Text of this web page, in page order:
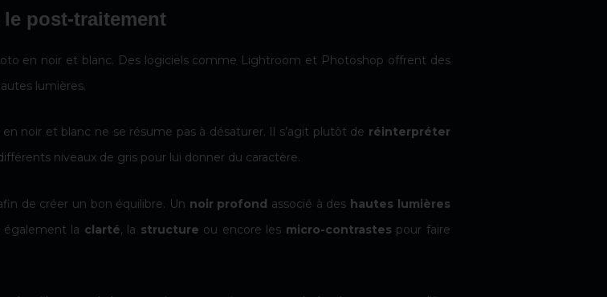
le post-traitement
en noir et blanc. Des logiciels comme Lightroom et Photoshop offrent des
lumières.
noir et blanc ne se résume pas à désaturer. Il s’agit plutôt de réinterpréter
niveaux de gris pour lui donner du caractère.
de créer un bon équilibre. Un noir profond associé à des hautes lumières
également la clarté, la structure ou encore les micro-contrastes pour faire